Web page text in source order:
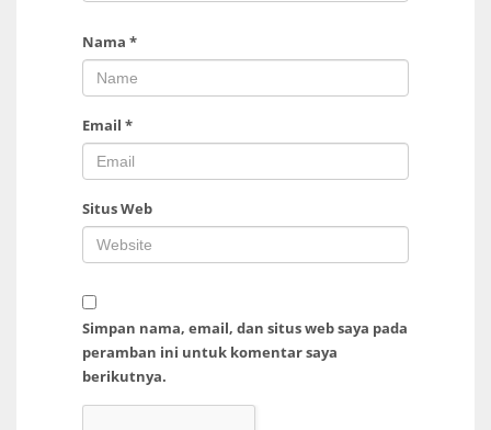
Nama *
Email *
Situs Web
Simpan nama, email, dan situs web saya pada
peramban ini untuk komentar saya
berikutnya.